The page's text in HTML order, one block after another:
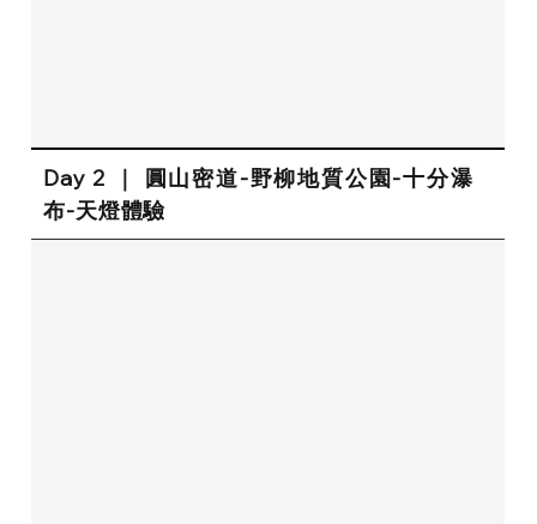
Day 2 ｜ 圓山密道-野柳地質公園-十分瀑
布-天燈體驗